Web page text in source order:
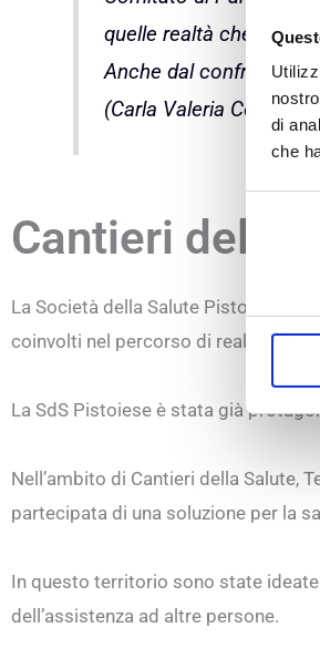
di
che
consenso
quelle realtà che non
Anche dal confronto
(Carla Valeria Contini,
Cantieri della
La Società della Salute Pistoiese è
coinvolti nel percorso di
La SdS Pistoiese è stata già
Nell’ambito di Cantieri della Salute,
partecipata di una soluzione per la
In questo territorio sono state
dell’assistenza ad altre persone.